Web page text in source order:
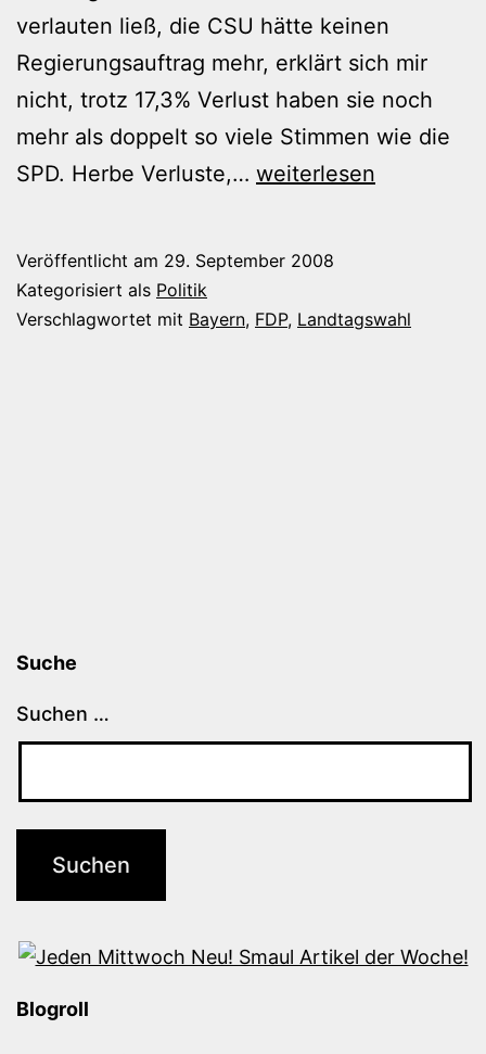
verlauten ließ, die CSU hätte keinen
Regierungsauftrag mehr, erklärt sich mir
nicht, trotz 17,3% Verlust haben sie noch
mehr als doppelt so viele Stimmen wie die
SPD. Herbe Verluste,… Wenn
grob
weiterlesen
Veröffentlicht am 29. September 2008
Kategorisiert als Politik
Verschlagwortet mit Bayern, FDP, Landtagswahl
Suche
Suchen …
Blogroll